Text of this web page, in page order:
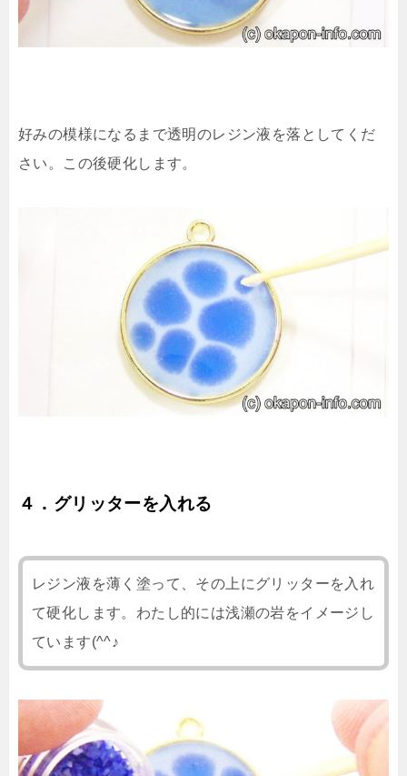
好みの模様になるまで透明のレジン液を落としてくだ
さい。この後硬化します。
４．グリッターを入れる
レジン液を薄く塗って、その上にグリッターを入れ
て硬化します。わたし的には浅瀬の岩をイメージし
ています(^^♪